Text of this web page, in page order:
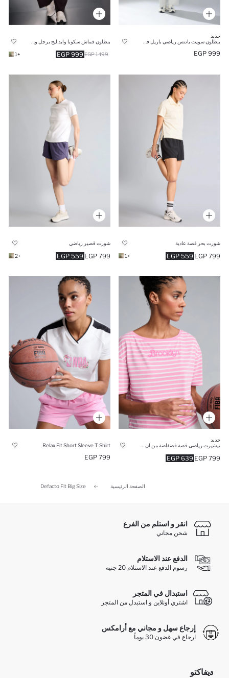
جديد
999 EGP
999 EGP 1499 EGP
+1
شورت بحر قصة عادية
559 EGP 799 EGP
+1
شورت قصير رياضي
559 EGP 799 EGP
+2
جديد
639 EGP 799 EGP
Relax Fit Short Sleeve T-Shirt
799 EGP
الصفحة الرئيسية Defacto Fit Big Size
انقر و استلم من الفرع
شحن مجاني
الدفع عند الاستلام
رسوم الدفع عند الاستلام 20 جنيه
استبدال في المتجر
اشتري أونلاين و استبدل من المتجر
إرجاع سهل و مجاني مع أرامكس
ارجاع في غضون 30 يوماً
ديفاكتو